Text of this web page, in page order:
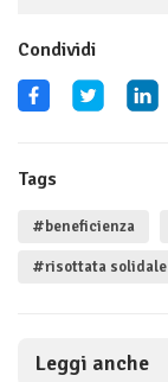
Condividi
Tags
#beneficienza
#risottata solidale
Leggi anche